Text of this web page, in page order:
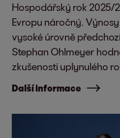
Hospodářský rok 2025/
Evropu náročný.
vysoké úrovně
Stephan Ohlmeyer
zkušenosti uplynulého
Další informace